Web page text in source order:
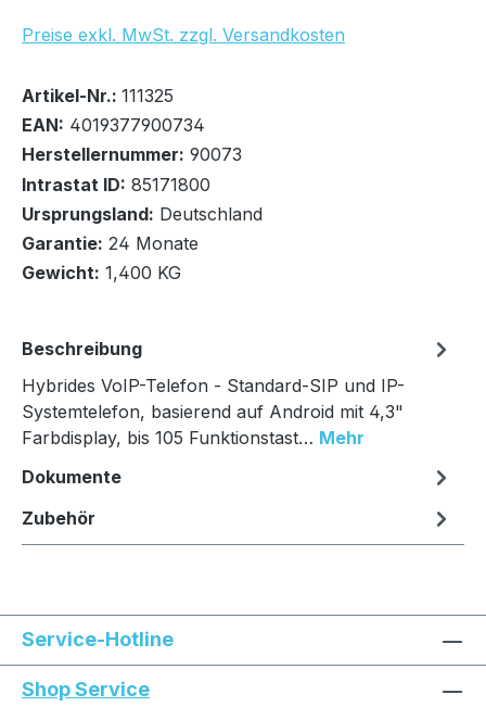
UVP Netto: 352,95 €
Preise exkl. MwSt. zzgl. Versandkosten
Bestand:2x
Sofort verfügbar, Lieferzeit: 1-2 Tage
In den Warenkorb
Artikel-Nr.: 111325
EAN: 4019377900734
Herstellernummer: 90073
Intrastat ID: 85171800
Ursprungsland: Deutschland
Garantie: 24 Monate
Gewicht: 1,400 KG
Beschreibung
Hybrides VoIP-Telefon - Standard-SIP und IP-
Systemtelefon, basierend auf Android mit 4,3"
Farbdisplay, bis 105 Funktionstast… Mehr
Dokumente
Zubehör
Service-Hotline
Shop Service